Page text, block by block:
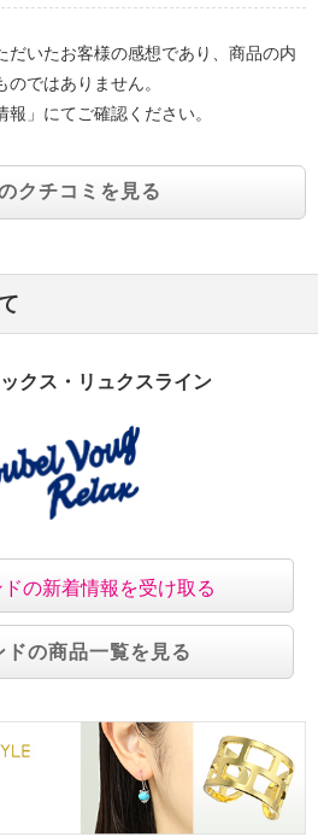
だいたお客様の感想であり、商品の内
ではありません。
」にてご確認ください。
クチコミを見る
クス・リュクスライン
の新着情報を受け取る
ドの商品一覧を見る